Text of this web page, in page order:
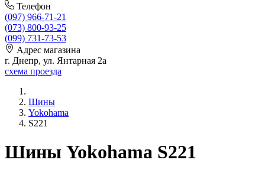
Телефон
(097) 966-71-21
(073) 800-93-25
(099) 731-73-53
Адрес магазина
г. Днепр, ул. Янтарная 2а
схема проезда
Шины
Yokohama
S221
Шины Yokohama S221